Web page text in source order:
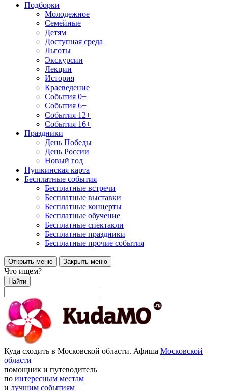
Подборки
Молодежное
Семейные
Детям
Доступная среда
Льготы
Экскурсии
Лекции
История
Краеведение
События 0+
События 6+
События 12+
События 16+
Праздники
День Победы
День России
Новый год
Пушкинская карта
Бесплатные события
Бесплатные встречи
Бесплатные выставки
Бесплатные концерты
Бесплатные обучение
Бесплатные спектакли
Бесплатные праздники
Бесплатные прочие события
Открыть меню Закрыть меню
Что ищем?
Найти
Куда сходить в Московской области. Афиша Московской
области
помощник и путеводитель
по интересным местам
и лучшим событиям